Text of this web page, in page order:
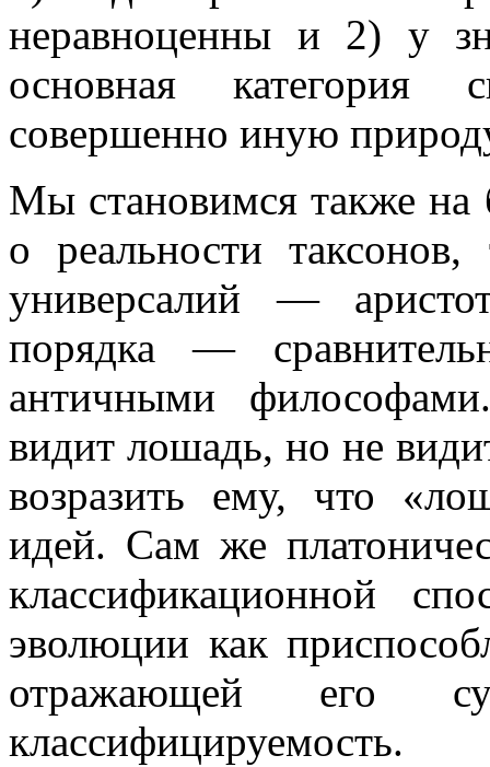
неравноценны и 2) у
основная
совершенно иную
Мы становимся также на
о реальности
универсалий —
порядка —
античными
видит лошадь, но не
возразить ему, что
идей. Сам же
классификационной
эволюции как
отражающей его
классифицируемость.